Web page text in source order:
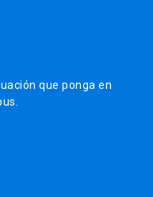
que ponga en